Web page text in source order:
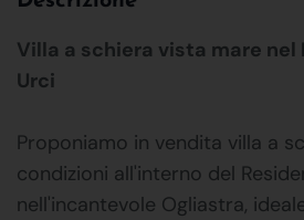
Villa a schiera vista mare nel
Urci
Proponiamo in vendita villa a
condizioni all'interno del
nell'incantevole Ogliastra,